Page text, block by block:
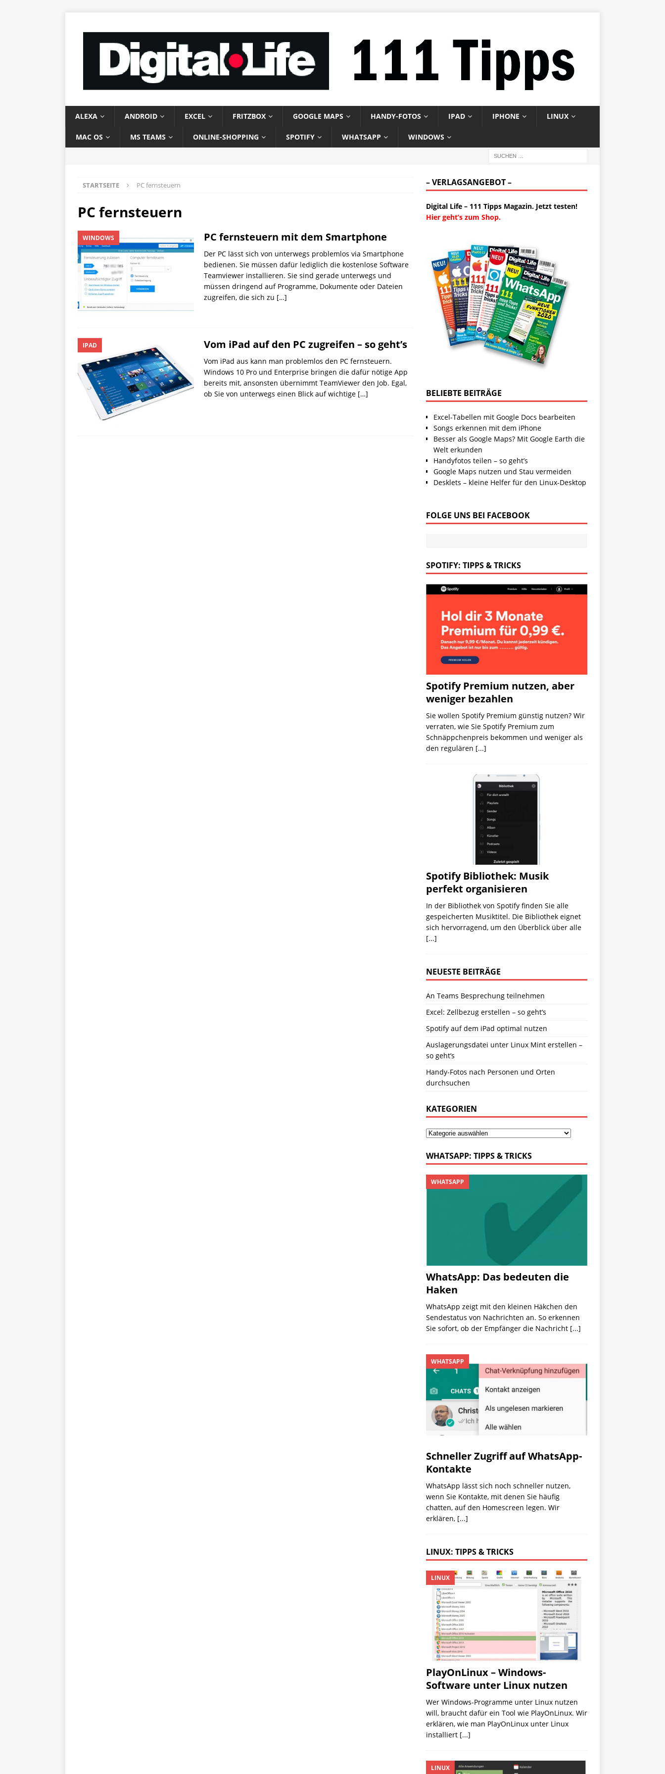
ALEXA ANDROID EXCEL FRITZBOX GOOGLE MAPS HANDY-FOTOS IPAD IPHONE LINUX
MAC OS MS TEAMS ONLINE-SHOPPING SPOTIFY WHATSAPP WINDOWS
STARTSEITE PC fernsteuern
PC fernsteuern
WINDOWS PC fernsteuern mit dem Smartphone
Der PC lässt sich von unterwegs problemlos via Smartphone
bedienen. Sie müssen dafür lediglich die kostenlose Software
Teamviewer installieren. Sie sind gerade unterwegs und
müssen dringend auf Programme, Dokumente oder Dateien
zugreifen, die sich zu […]
IPAD Vom iPad auf den PC zugreifen – so geht’s
Vom iPad aus kann man problemlos den PC fernsteuern.
Windows 10 Pro und Enterprise bringen die dafür nötige App
bereits mit, ansonsten übernimmt TeamViewer den Job. Egal,
ob Sie von unterwegs einen Blick auf wichtige […]
– VERLAGSANGEBOT –
Digital Life – 111 Tipps Magazin. Jetzt testen!
Hier geht’s zum Shop.
BELIEBTE BEITRÄGE
Excel-Tabellen mit Google Docs bearbeiten
Songs erkennen mit dem iPhone
Besser als Google Maps? Mit Google Earth die
Welt erkunden
Handyfotos teilen – so geht’s
Google Maps nutzen und Stau vermeiden
Desklets – kleine Helfer für den Linux-Desktop
FOLGE UNS BEI FACEBOOK
SPOTIFY: TIPPS & TRICKS
Spotify Premium nutzen, aber
weniger bezahlen
Sie wollen Spotify Premium günstig nutzen? Wir
verraten, wie Sie Spotify Premium zum
Schnäppchenpreis bekommen und weniger als
den regulären [...]
Spotify Bibliothek: Musik
perfekt organisieren
In der Bibliothek von Spotify finden Sie alle
gespeicherten Musiktitel. Die Bibliothek eignet
sich hervorragend, um den Überblick über alle
[...]
NEUESTE BEITRÄGE
An Teams Besprechung teilnehmen
Excel: Zellbezug erstellen – so geht’s
Spotify auf dem iPad optimal nutzen
Auslagerungsdatei unter Linux Mint erstellen –
so geht’s
Handy-Fotos nach Personen und Orten
durchsuchen
KATEGORIEN
WHATSAPP: TIPPS & TRICKS
WhatsApp: Das bedeuten die
Haken
WHATSAPP
WhatsApp zeigt mit den kleinen Häkchen den
Sendestatus von Nachrichten an. So erkennen
Sie sofort, ob der Empfänger die Nachricht [...]
Schneller Zugriff auf WhatsApp-
Kontakte
WHATSAPP
WhatsApp lässt sich noch schneller nutzen,
wenn Sie Kontakte, mit denen Sie häufig
chatten, auf den Homescreen legen. Wir
erklären, [...]
LINUX: TIPPS & TRICKS
PlayOnLinux – Windows-
Software unter Linux nutzen
LINUX
Wer Windows-Programme unter Linux nutzen
will, braucht dafür ein Tool wie PlayOnLinux. Wir
erklären, wie man PlayOnLinux unter Linux
installiert [...]
LINUX